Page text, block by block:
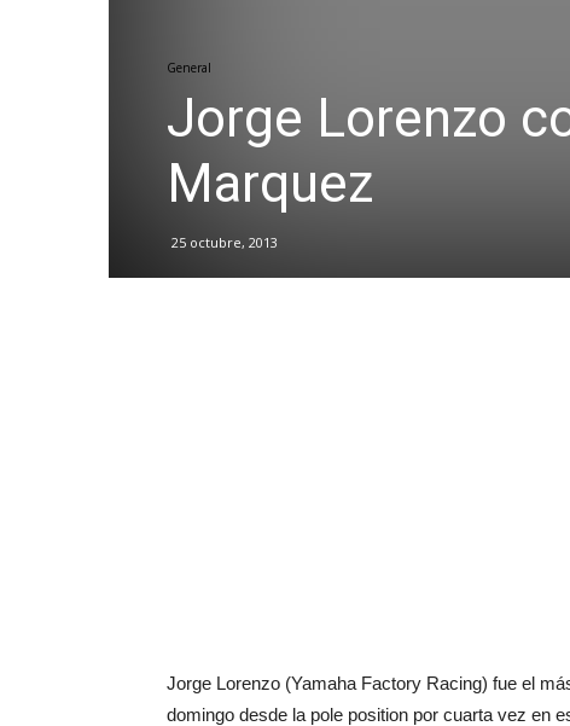
General
Jorge Lorenzo
Marquez
25 octubre, 2013
Jorge Lorenzo (Yamaha Factory Racing) fue el
domingo desde la pole position por cuarta vez en